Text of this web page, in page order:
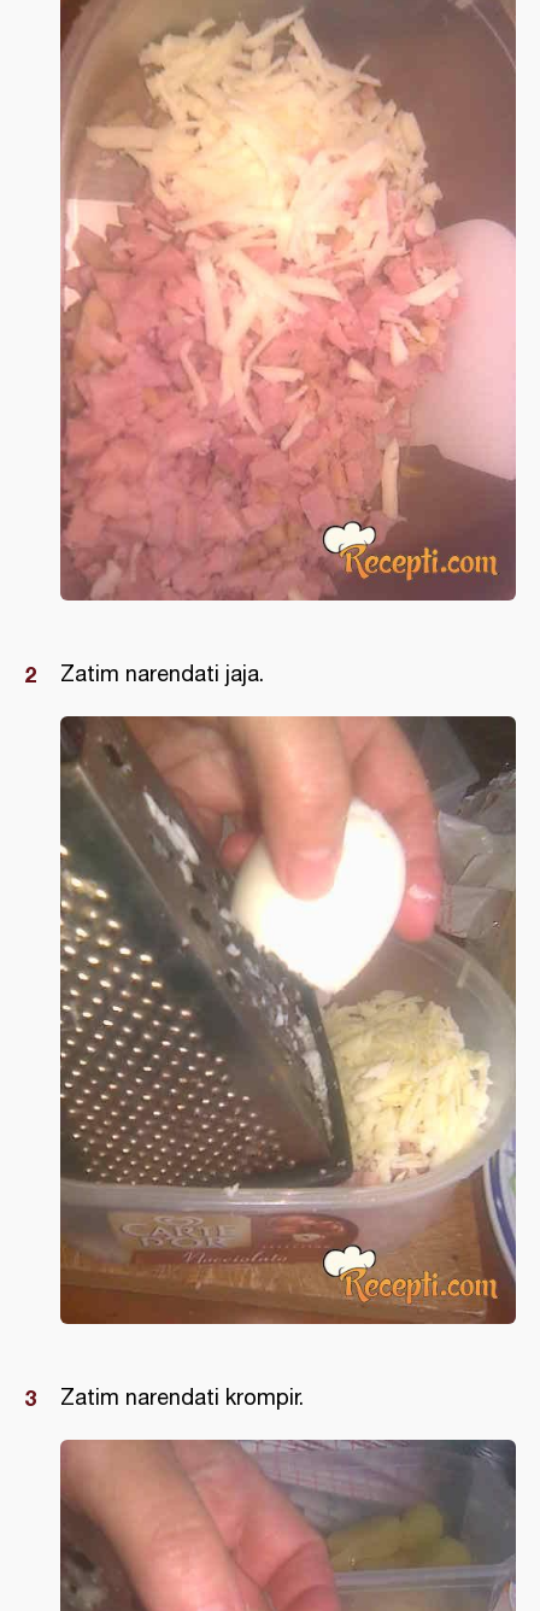
Zatim narendati jaja.
Zatim narendati krompir.